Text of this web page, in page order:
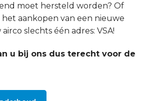
moet hersteld worden? Of
aankopen van een nieuwe
slechts één adres: VSA!
u bij ons dus terecht voor de